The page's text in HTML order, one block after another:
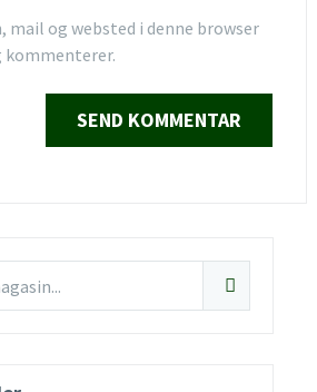
mail og websted i denne browser